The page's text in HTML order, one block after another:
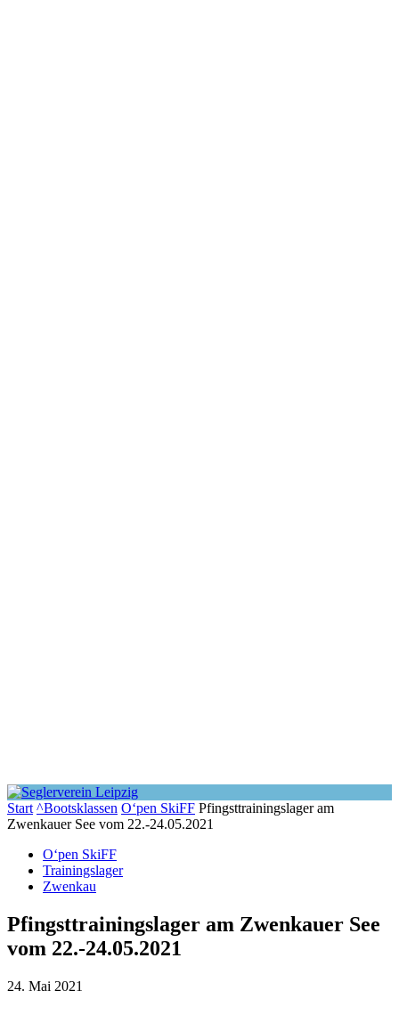
Start ^Bootsklassen O‘pen SkiFF Pfingsttrainingslager am
Zwenkauer See vom 22.-24.05.2021
O‘pen SkiFF
Trainingslager
Zwenkau
Pfingsttrainingslager am Zwenkauer See
vom 22.-24.05.2021
24. Mai 2021